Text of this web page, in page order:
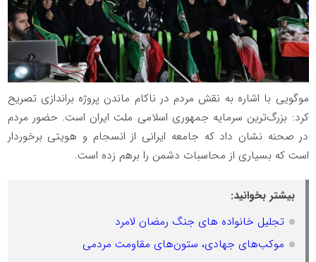
موگویی با اشاره به نقش مردم در ناکام ماندن پروژه براندازی تصریح
کرد: بزرگ‌ترین سرمایه جمهوری اسلامی ملت ایران است. حضور مردم
در صحنه نشان داد که جامعه ایرانی از انسجام و هویتی برخوردار
است که بسیاری از محاسبات دشمن را برهم زده است.
بیشتر بخوانید:
تجلیل خانواده های جنگ رمضان لامرد
موکب‌های جهادی، ستون‌های مقاومت مردمی